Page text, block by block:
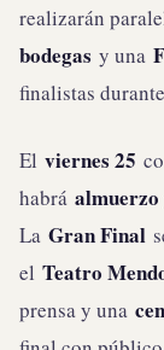
realizarán
bodegas y una
finalistas
El viernes 25
habrá almuerzo
La Gran Final
el Teatro
prensa y una